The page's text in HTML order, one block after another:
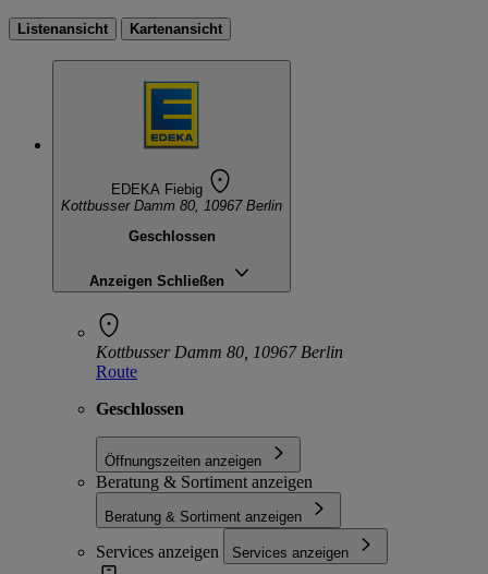
Listenansicht Kartenansicht
EDEKA Fiebig
Kottbusser Damm 80, 10967 Berlin
Geschlossen
Anzeigen Schließen
Kottbusser Damm 80, 10967 Berlin
Route
Geschlossen
Öffnungszeiten anzeigen
Beratung & Sortiment anzeigen
Beratung & Sortiment anzeigen
Services anzeigen Services anzeigen